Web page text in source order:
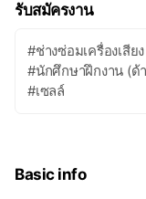
รับสมัครงาน
#ช่างซ่อมเครื่องเสียง
#นักศึกษาฝึกงาน (ด้
#เซลล์
Basic info